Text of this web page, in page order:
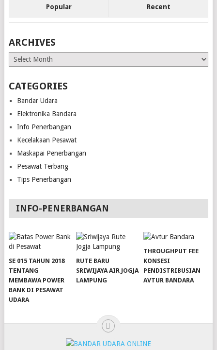
Popular Recent
ARCHIVES
Archives
CATEGORIES
Bandar Udara
Elektronika Bandara
Info Penerbangan
Kecelakaan Pesawat
Maskapai Penerbangan
Pesawat Terbang
Tips Penerbangan
INFO-PENERBANGAN
SE 015 TAHUN 2018
TENTANG
MEMBAWA POWER
BANK DI PESAWAT
UDARA
RUTE BARU
SRIWIJAYA AIR JOGJA
LAMPUNG
THROUGHPUT FEE
KONSESI
PENDISTRIBUSIAN
AVTUR BANDARA